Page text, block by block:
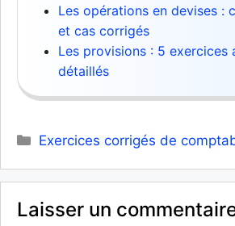
Les opérations en devises :
et cas corrigés
Les provisions : 5 exercices
détaillés
Catégories
Exercices corrigés de
Laisser un